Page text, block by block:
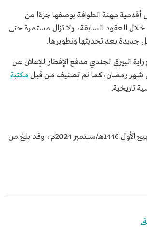
أقدمية مهنة الطوافة بوصفها جزءًا من
خلال العقود السابقة، ولا تزال مستمرة حتى
جديدة بعد تحديثها وتطويرها.
البيرق لجندي مدفع الإفطار للإعلان عن
شهر رمضان،كما تم تصنيفه من قبل مكتبة
تاريخية.
توفي جميل جلال في ربيع الأول 1446هـ/سبتمبر 2024م، وقد بلغ من